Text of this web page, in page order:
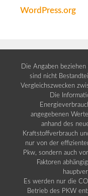
WordPress.org
Die Angaben
sind nicht
Vergleichszwecken
Die
angegebenen
anhand des
Kraftstoffverbrauch
nur von der
Pkw, sondern auch
Faktoren
Es werden nur die CO
Betrieb des PKW